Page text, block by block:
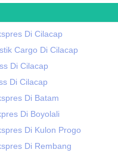
Di Cilacap
Cargo Di Cilacap
Di Cilacap
Di Cilacap
Di Batam
Di Boyolali
Di Kulon Progo
Di Rembang